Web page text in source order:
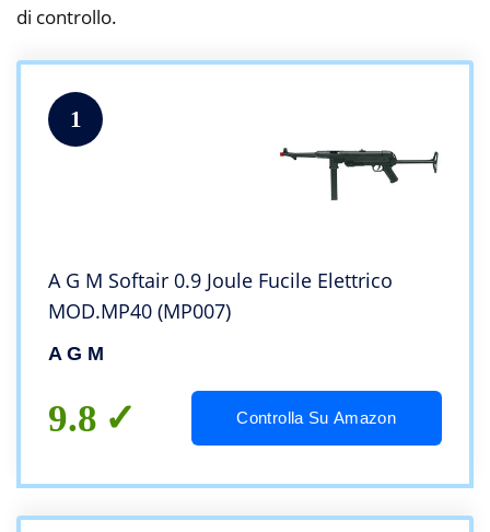
di controllo.
1
A G M Softair 0.9 Joule Fucile Elettrico
MOD.MP40 (MP007)
A G M
9.8 Controlla Su Amazon